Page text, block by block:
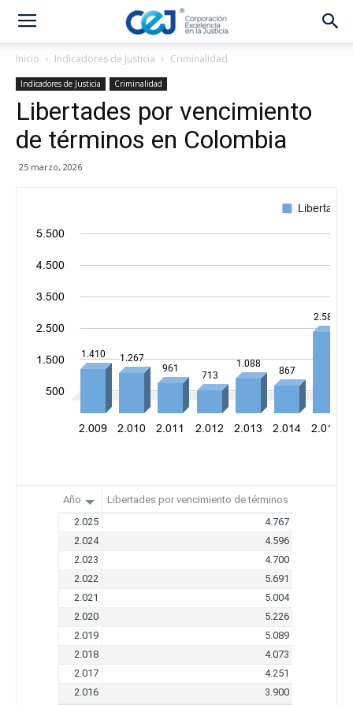
Inicio Indicadores de Justicia Criminalidad
Indicadores de Justicia Criminalidad
Libertades por vencimiento
de términos en Colombia
25 marzo, 2026